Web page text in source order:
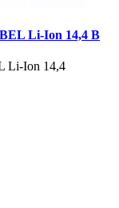
Li-Ion 14,4 В
Li-Ion 14,4